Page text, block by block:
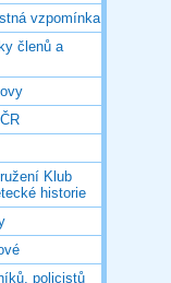
vzpomínka
členů a
Klub
historie
policistů